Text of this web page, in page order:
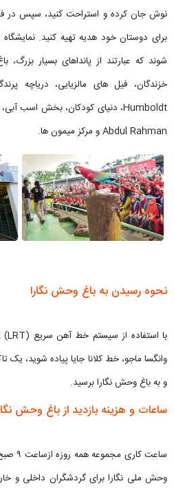
نوش جان کرده و استراحت کنید، سپس در
برای دوستان خود هدیه تهیه کنید.
خزندگان، فیل های مالزیایی، دریاچه
Abdul Rahman و مرکز میمون ها.
نحوه رسیدن به باغ وحش نگارا
وانگسا ماجو، خط کلانا جایا پیاده شوید، یک
و به باغ وحش نگارا برسید.
ساعات و هزینه بازدید از باغ وحش
وحش ملی نگارا برای گردشگران داخلی و